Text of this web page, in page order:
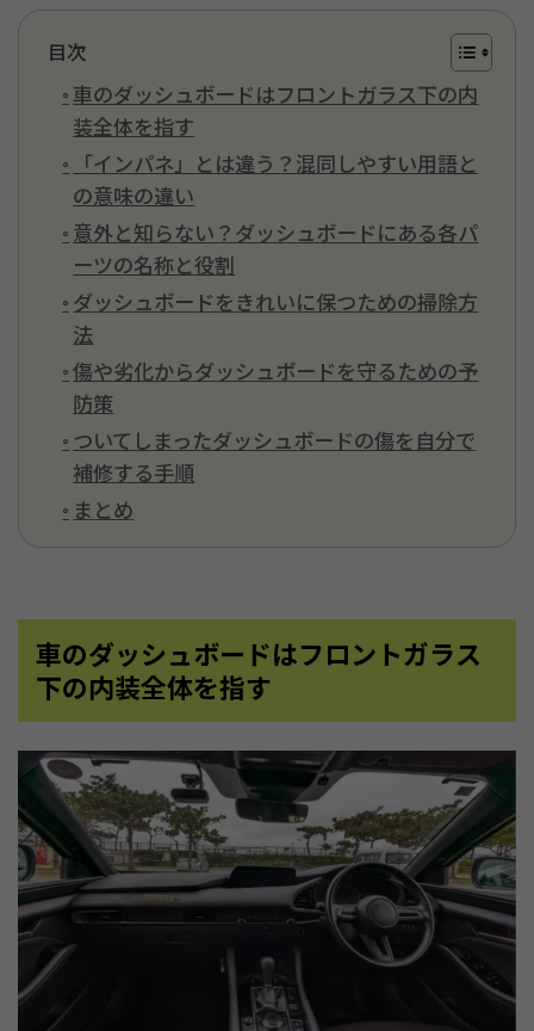
目次
車のダッシュボードはフロントガラス下の内
装全体を指す
「インパネ」とは違う？混同しやすい用語と
の意味の違い
意外と知らない？ダッシュボードにある各パ
ーツの名称と役割
ダッシュボードをきれいに保つための掃除方
法
傷や劣化からダッシュボードを守るための予
防策
ついてしまったダッシュボードの傷を自分で
補修する手順
まとめ
車のダッシュボードはフロントガラス
下の内装全体を指す